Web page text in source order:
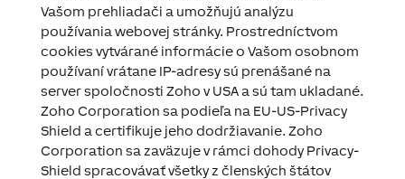
Vašom prehliadači a umožňujú analýzu
používania webovej stránky. Prostredníctvom
cookies vytvárané informácie o Vašom osobnom
používaní vrátane IP-adresy sú prenášané na
server spoločnosti Zoho v USA a sú tam ukladané.
Zoho Corporation sa podieľa na EU-US-Privacy
Shield a certifikuje jeho dodržiavanie. Zoho
Corporation sa zaväzuje v rámci dohody Privacy-
Shield spracovávať všetky z členských štátov